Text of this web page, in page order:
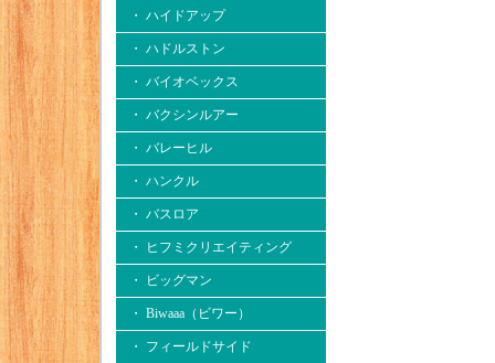
・ ハイドアップ
・ ハドルストン
・ バイオベックス
・ バクシンルアー
・ バレーヒル
・ ハンクル
・ バスロア
・ ヒフミクリエイティング
・ ビッグマン
・ Biwaaa（ビワー）
・ フィールドサイド